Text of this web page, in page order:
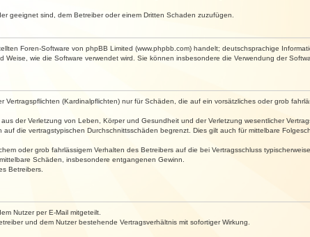
geeignet sind, dem Betreiber oder einem Dritten Schaden zuzufügen.
Foren-Software von phpBB Limited (www.phpbb.com) handelt; deutschsprachige
wie die Software verwendet wird. Sie können insbesondere die Verwendung der
(Kardinalpflichten) nur für Schäden, die auf ein vorsätzliches oder grob
der Verletzung von Leben, Körper und Gesundheit und der Verletzung wesentlicher
die vertragstypischen Durchschnittsschäden begrenzt. Dies gilt auch für mittelbare
oder grob fahrlässigem Verhalten des Betreibers auf die bei Vertragsschluss
Schäden, insbesondere entgangenen Gewinn.
Betreibers.
Nutzer per E-Mail mitgeteilt.
und dem Nutzer bestehende Vertragsverhältnis mit sofortiger Wirkung.